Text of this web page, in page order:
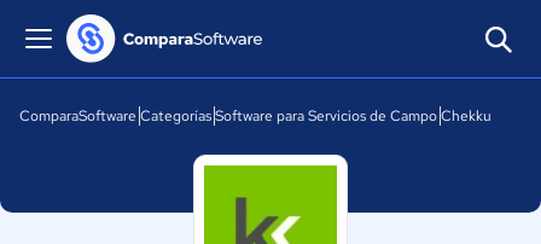
ComparaSoftware CategoríasSoftware para Servicios de CampoChekku